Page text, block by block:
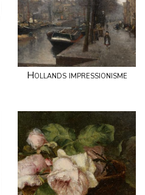
Hollands impressionisme